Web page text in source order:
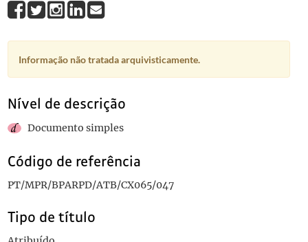
Informação não tratada arquivisticamente.
Nível de descrição
Documento simples
Código de referência
PT/MPR/BPARPD/ATB/CX065/047
Tipo de título